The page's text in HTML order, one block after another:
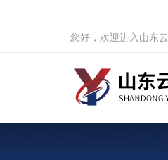
您好，欢迎进入山东